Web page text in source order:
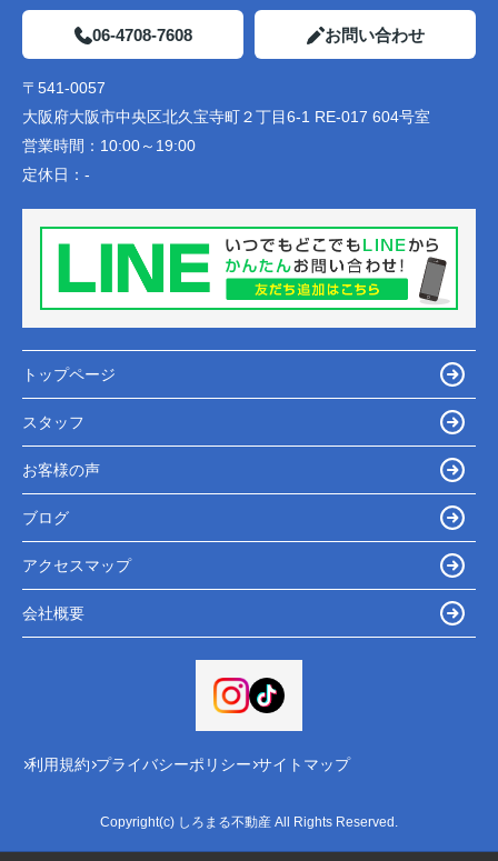
06-4708-7608 お問い合わせ
〒541-0057
大阪府大阪市中央区北久宝寺町２丁目6-1 RE-017 604号室
営業時間： 10:00～19:00
定休日： -
トップページ
スタッフ
お客様の声
ブログ
アクセスマップ
会社概要
利用規約 プライバシーポリシー サイトマップ
Copyright(c) しろまる不動産 All Rights Reserved.